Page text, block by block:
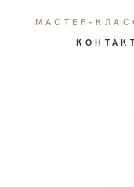
МАСТЕР-